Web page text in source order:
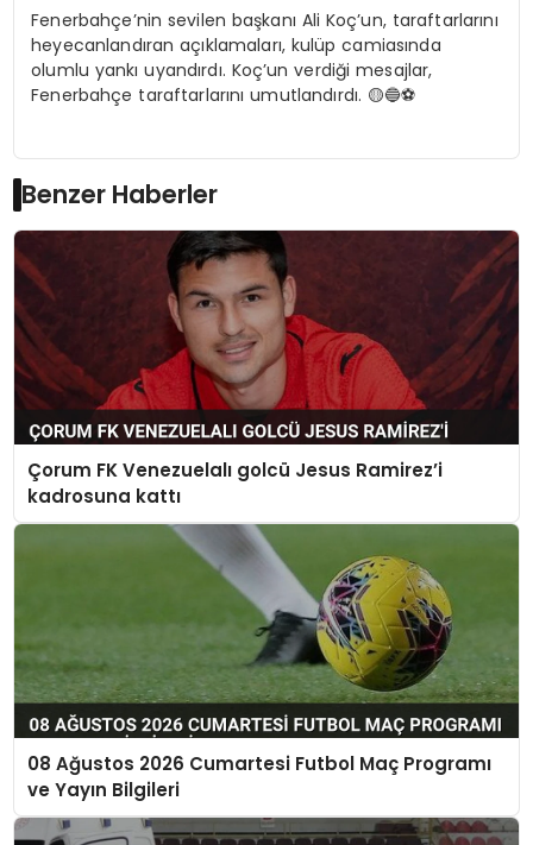
Fenerbahçe’nin sevilen başkanı Ali Koç’un, taraftarlarını
heyecanlandıran açıklamaları, kulüp camiasında
olumlu yankı uyandırdı. Koç’un verdiği mesajlar,
Fenerbahçe taraftarlarını umutlandırdı. 🟡🔵⚽
Benzer Haberler
Çorum FK Venezuelalı golcü Jesus Ramirez’i
kadrosuna kattı
08 Ağustos 2026 Cumartesi Futbol Maç Programı
ve Yayın Bilgileri